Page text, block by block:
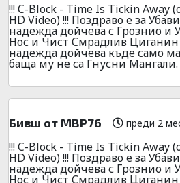
!!! C-Block - Time Is Tickin Away
HD Video) !!! Поздраво е за
надежда дойчева с Грознио и
Нос и Чист Смрадлив Циганин
надежда дойчева къде само
баща му не са Гнусни Мангали.
Бивш от МВР76 преди 2
!!! C-Block - Time Is Tickin Away
HD Video) !!! Поздраво е за
надежда дойчева с Грознио и
Нос и Чист Смрадлив Циганин